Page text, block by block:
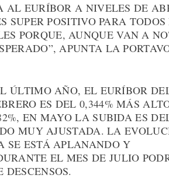
AL EURÍBOR A NIVELES DE
SUPER POSITIVO PARA TODOS
PORQUE, AUNQUE VAN A
APUNTA LA
ÚLTIMO AÑO, EL EURÍBOR
ES DEL 0,344% MÁS
EN MAYO LA SUBIDA ES
MUY AJUSTADA. LA
SE ESTÁ APLANANDO Y
EL MES DE JULIO